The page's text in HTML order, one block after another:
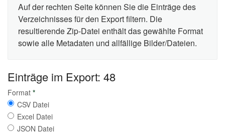
Auf der rechten Seite können Sie die Einträge des
Verzeichnisses für den Export filtern. Die
resultierende Zip-Datei enthält das gewählte Format
sowie alle Metadaten und allfällige Bilder/Dateien.
Einträge im Export: 48
Format *
CSV Datei
Excel Datei
JSON Datei